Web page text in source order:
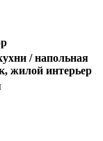
/ напольная
жилой интерьер